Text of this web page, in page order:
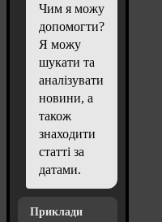
Чим я можу
допомогти?
Я можу
шукати та
аналізувати
новини, а
також
знаходити
статті за
датами.
Приклади